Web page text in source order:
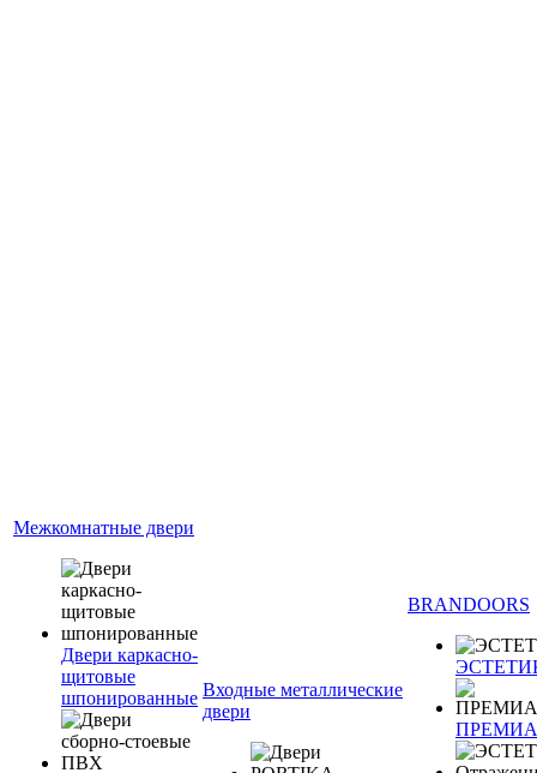
Межкомнатные двери
Двери каркасно-
щитовые
шпонированные Входные металлические
двери
BRANDOORS